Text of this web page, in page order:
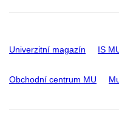
Univerzitní magazín IS
Obchodní centrum MU